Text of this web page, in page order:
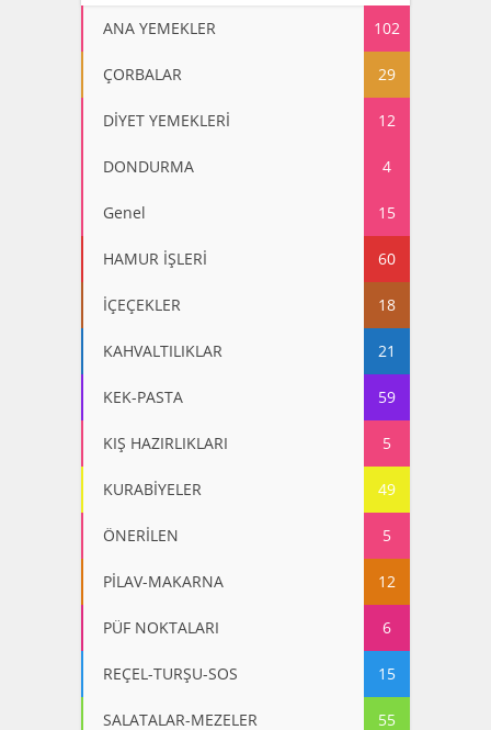
ANA YEMEKLER 102
ÇORBALAR 29
DİYET YEMEKLERİ 12
DONDURMA 4
Genel 15
HAMUR İŞLERİ 60
İÇEÇEKLER 18
KAHVALTILIKLAR 21
KEK-PASTA 59
KIŞ HAZIRLIKLARI 5
KURABİYELER 49
ÖNERİLEN 5
PİLAV-MAKARNA 12
PÜF NOKTALARI 6
REÇEL-TURŞU-SOS 15
SALATALAR-MEZELER 55